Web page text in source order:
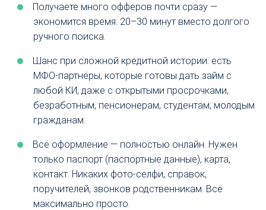
Получаете много офферов почти сразу —
экономится время: 20–30 минут вместо долгого
ручного поиска.
Шанс при сложной кредитной истории: есть
МФО-партнёры, которые готовы дать займ с
любой КИ, даже с открытыми просрочками,
безработным, пенсионерам, студентам, молодым
гражданам.
Всё оформление — полностью онлайн. Нужен
только паспорт (паспортные данные), карта,
контакт. Никаких фото-селфи, справок,
поручителей, звонков родственникам. Всё
максимально просто.